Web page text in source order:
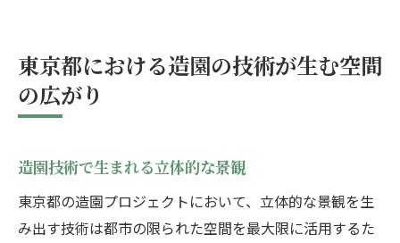
東京都における造園の技術が生む空間
の広がり
造園技術で生まれる立体的な景観
東京都の造園プロジェクトにおいて、立体的な景観を生
み出す技術は都市の限られた空間を最大限に活用するた